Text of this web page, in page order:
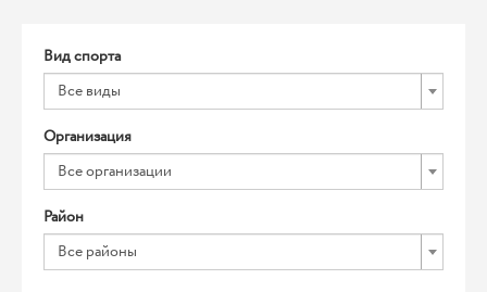
Вид спорта
Все виды
Организация
Все организации
Район
Все районы